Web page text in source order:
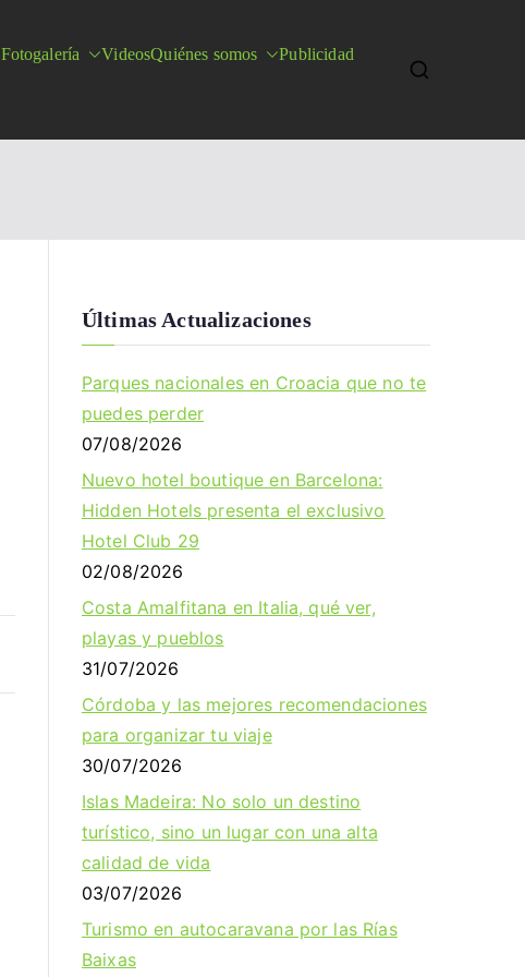
Fotogalería VideosQuiénes somos
Publicidad
Últimas Actualizaciones
Parques nacionales en Croacia que no te
puedes perder
07/08/2026
Nuevo hotel boutique en Barcelona:
Hidden Hotels presenta el exclusivo
Hotel Club 29
02/08/2026
Costa Amalfitana en Italia, qué ver,
playas y pueblos
31/07/2026
Córdoba y las mejores recomendaciones
para organizar tu viaje
30/07/2026
Islas Madeira: No solo un destino
turístico, sino un lugar con una alta
calidad de vida
03/07/2026
Turismo en autocaravana por las Rías
Baixas